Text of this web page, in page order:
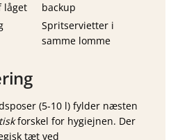
låget
backup
Spritservietter i
samme lomme
(5-10 l) fylder næsten
forskel for hygiejnen. Der
tæt ved